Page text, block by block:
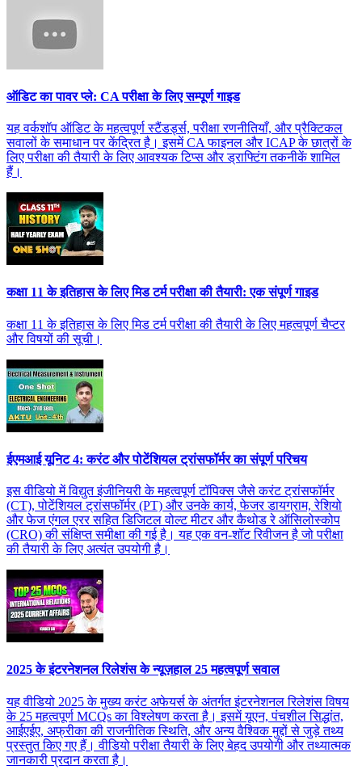
ऑडिट का पावर प्ले: CA परीक्षा के लिए सम्पूर्ण गाइड
यह वर्कशॉप ऑडिट के महत्वपूर्ण स्टैंडर्ड्स, परीक्षा रणनीतियाँ, और प्रैक्टिकल
सवालों के समाधान पर केंद्रित है। इसमें CA फाइनल और ICAP के छात्रों के
लिए परीक्षा की तैयारी के लिए आवश्यक टिप्स और ड्राफ्टिंग तकनीकें शामिल
हैं।
कक्षा 11 के इतिहास के लिए मिड टर्म परीक्षा की तैयारी: एक संपूर्ण गाइड
कक्षा 11 के इतिहास के लिए मिड टर्म परीक्षा की तैयारी के लिए महत्वपूर्ण चैप्टर
और विषयों की सूची।
ईएमआई यूनिट 4: करंट और पोटेंशियल ट्रांसफॉर्मर का संपूर्ण परिचय
इस वीडियो में विद्युत इंजीनियरी के महत्वपूर्ण टॉपिक्स जैसे करंट ट्रांसफॉर्मर
(CT), पोटेंशियल ट्रांसफॉर्मर (PT) और उनके कार्य, फेजर डायग्राम, रेशियो
और फेज एंगल एरर सहित डिजिटल वोल्ट मीटर और कैथोड रे ऑसिलोस्कोप
(CRO) की संक्षिप्त समीक्षा की गई है। यह एक वन-शॉट रिवीजन है जो परीक्षा
की तैयारी के लिए अत्यंत उपयोगी है।
2025 के इंटरनेशनल रिलेशंस के न्यूज़हाल 25 महत्वपूर्ण सवाल
यह वीडियो 2025 के मुख्य करंट अफेयर्स के अंतर्गत इंटरनेशनल रिलेशंस विषय
के 25 महत्वपूर्ण MCQs का विश्लेषण करता है। इसमें यूएन, पंचशील सिद्धांत,
आईएईए, अफ्रीका की राजनीतिक स्थिति, और अन्य वैश्विक मुद्दों से जुड़े तथ्य
प्रस्तुत किए गए हैं। वीडियो परीक्षा तैयारी के लिए बेहद उपयोगी और तथ्यात्मक
जानकारी प्रदान करता है।